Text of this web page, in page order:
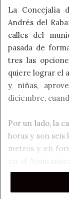
La Concejalía
Andrés del
calles del
pasada de
tres las
quiere lograr el
y niñas,
diciembre,
Por un lado, la
horas y son seis
metros y en
en el
calles de la